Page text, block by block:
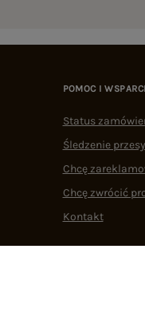
POMOC I
Status
Śledzenie
Chcę
Chcę zwrócić
Kontakt